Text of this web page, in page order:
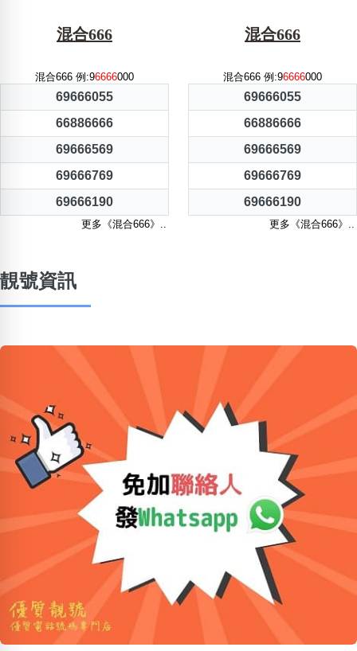
混合666
混合666 例:96666000
69666055
66886666
69666569
69666769
69666190
更多《混合666》..
混合666
混合666 例:96666000
69666055
66886666
69666569
69666769
69666190
更多《混合666》..
靚號資訊